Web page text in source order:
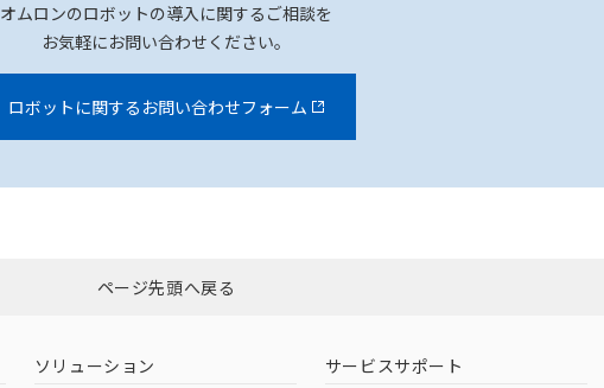
オムロンのロボットの導入に関するご相談を
お気軽にお問い合わせください。
ロボットに関するお問い合わせフォーム
ページ先頭へ戻る
ソリューション サービスサポート